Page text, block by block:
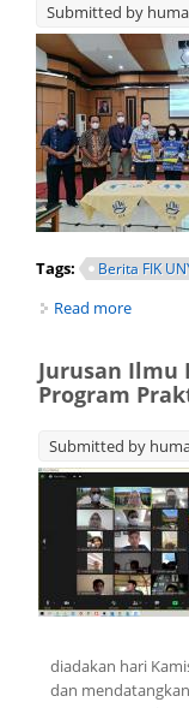
Submitted by
Tags: Berita FIK
Read more
Jurusan Ilmu
Program
Submitted by
diadakan hari
dan